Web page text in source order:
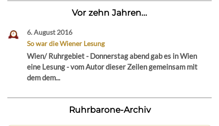
Vor zehn Jahren...
6. August 2016
So war die Wiener Lesung
Wien/ Ruhrgebiet - Donnerstag abend gab es in Wien
eine Lesung - vom Autor dieser Zeilen gemeinsam mit
dem dem...
Ruhrbarone-Archiv